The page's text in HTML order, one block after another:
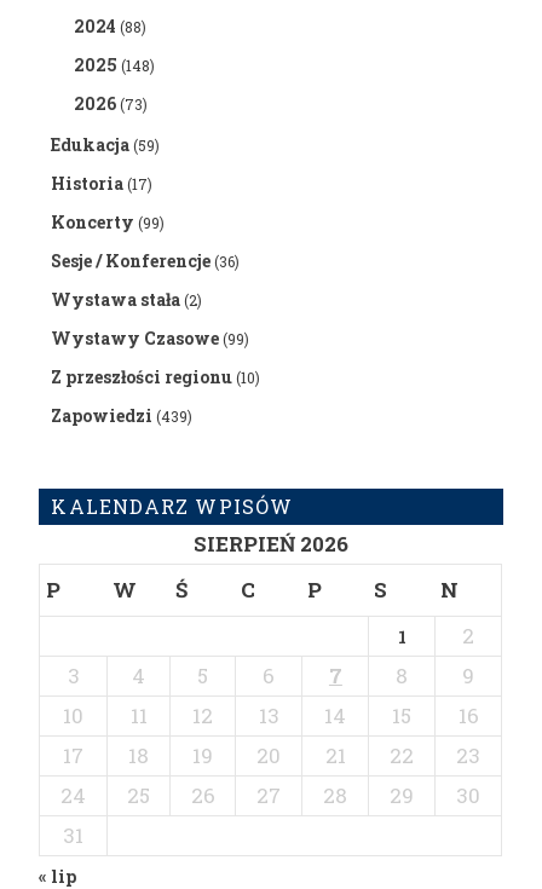
2024 (88)
2025 (148)
2026(73)
Edukacja(59)
Historia(17)
Koncerty (99)
Sesje / Konferencje(36)
Wystawa stała(2)
Wystawy Czasowe(99)
Z przeszłości regionu(10)
Zapowiedzi (439)
KALENDARZ WPISÓW
SIERPIEŃ 2026
P
W Ś C P S N
1
2
3
4 5 6 7 8
9
10
11 12 13 14 15
16
17
18 19 20 21 22
23
24
25 26 27 28 29
30
31
« lip